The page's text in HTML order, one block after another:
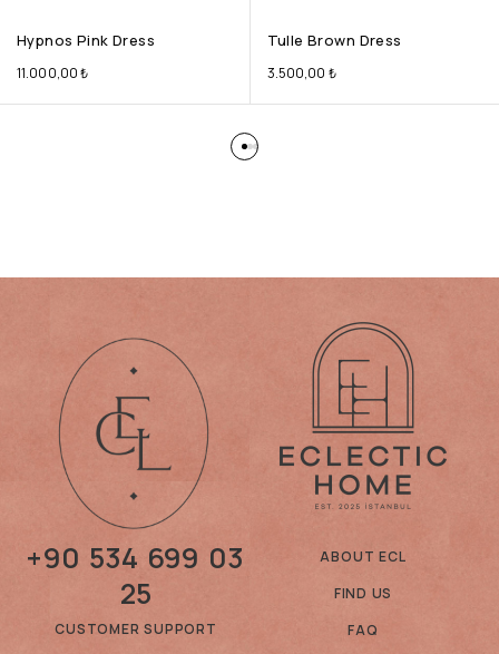
Hypnos Pink Dress
11.000,00₺
Tulle Brown Dress
3.500,00 ₺
+90 534 699 03
25
CUSTOMER SUPPORT
ABOUT ECL
FIND US
FAQ